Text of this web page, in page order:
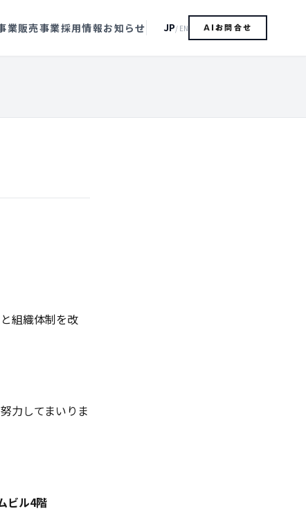
業販売事業採用情報お知らせ JP/ EN AIお問合せ
組織体制を改
力してまいりま
ビル4階